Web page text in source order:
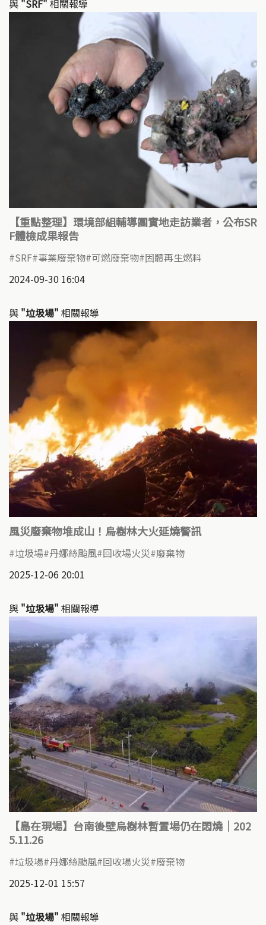
與 "SRF" 相關報導
【重點整理】環境部組輔導團實地走訪業者，公布SR
F體檢成果報告
SRF 事業廢棄物 可燃廢棄物 固體再生燃料
2024-09-30 16:04
與 "垃圾場" 相關報導
風災廢棄物堆成山！烏樹林大火延燒警訊
垃圾場 丹娜絲颱風 回收場火災 廢棄物
2025-12-06 20:01
與 "垃圾場" 相關報導
【島在現場】台南後壁烏樹林暫置場仍在悶燒｜202
5.11.26
垃圾場 丹娜絲颱風 回收場火災 廢棄物
2025-12-01 15:57
與 "垃圾場" 相關報導